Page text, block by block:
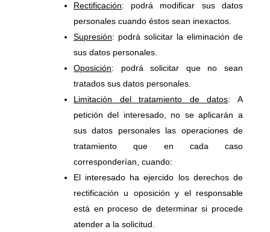
Rectificación: podrá modificar sus datos
personales cuando éstos sean inexactos.
Supresión: podrá solicitar la eliminación de
sus datos personales.
Oposición: podrá solicitar que no sean
tratados sus datos personales.
Limitación del tratamiento de datos: A
petición del interesado, no se aplicarán a
sus datos personales las operaciones de
tratamiento que en cada caso
corresponderían, cuando:
El interesado ha ejercido los derechos de
rectificación u oposición y el responsable
está en proceso de determinar si procede
atender a la solicitud.